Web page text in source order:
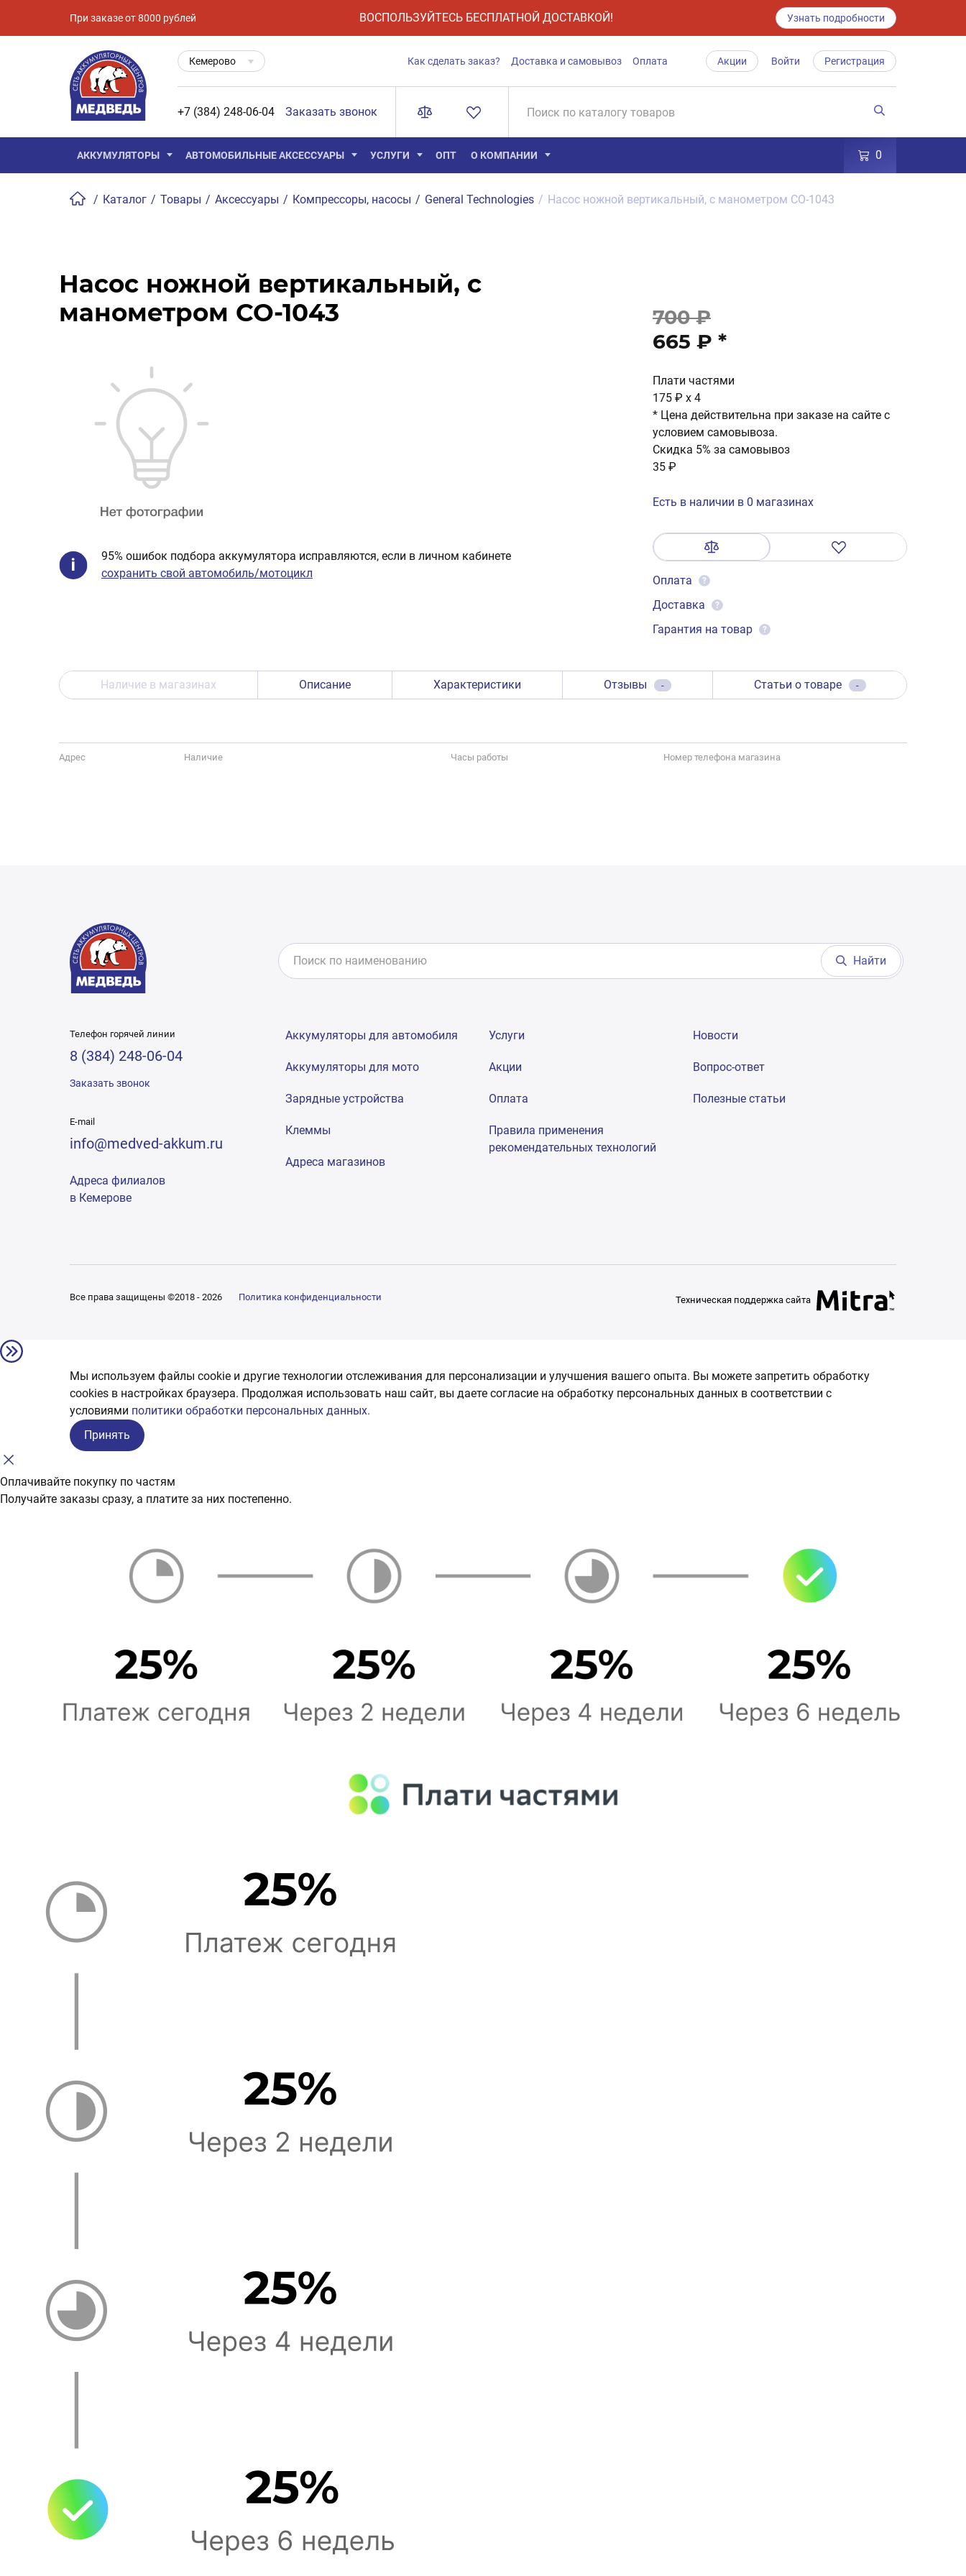
При заказе от 8000 рублей ВОСПОЛЬЗУЙТЕСЬ БЕСПЛАТНОЙ ДОСТАВКОЙ! Узнать подробности
Кемерово Как сделать заказ? Доставка и самовывоз Оплата Акции Войти Регистрация
+7 (384) 248-06-04 Заказать звонок
АККУМУЛЯТОРЫ АВТОМОБИЛЬНЫЕ АКСЕССУАРЫ УСЛУГИ ОПТ О КОМПАНИИ 0
/ Каталог / Товары / Аксессуары / Компрессоры, насосы / General Technologies / Насос ножной вертикальный, с манометром CO-1043
Насос ножной вертикальный, с
манометром CO-1043
95% ошибок подбора аккумулятора исправляются, если в личном кабинете
сохранить свой автомобиль/мотоцикл
700 ₽
665 ₽ *
Плати частями
175 ₽ x 4
* Цена действительна при заказе на сайте с
условием самовывоза.
Скидка 5% за самовывоз
35 ₽
Есть в наличии в 0 магазинах
Оплата ?
Доставка ?
Гарантия на товар ?
Наличие в магазинах Описание Характеристики Отзывы - Статьи о товаре -
Адрес Наличие Часы работы Номер телефона магазина
Найти
Телефон горячей линии
8 (384) 248-06-04
Заказать звонок
E-mail
info@medved-akkum.ru
Адреса филиалов
в Кемерове
Аккумуляторы для автомобиля
Аккумуляторы для мото
Зарядные устройства
Клеммы
Адреса магазинов
Услуги
Акции
Оплата
Правила применения
рекомендательных технологий
Новости
Вопрос-ответ
Полезные статьи
Все права защищены ©2018 - 2026 Политика конфиденциальности Техническая поддержка сайта
Мы используем файлы cookie и другие технологии отслеживания для персонализации и улучшения вашего опыта. Вы можете запретить обработку
сookies в настройках браузера. Продолжая использовать наш сайт, вы даете согласие на обработку персональных данных в соответствии с
условиями политики обработки персональных данных.
Принять
Оплачивайте покупку по частям
Получайте заказы сразу, а платите за них постепенно.